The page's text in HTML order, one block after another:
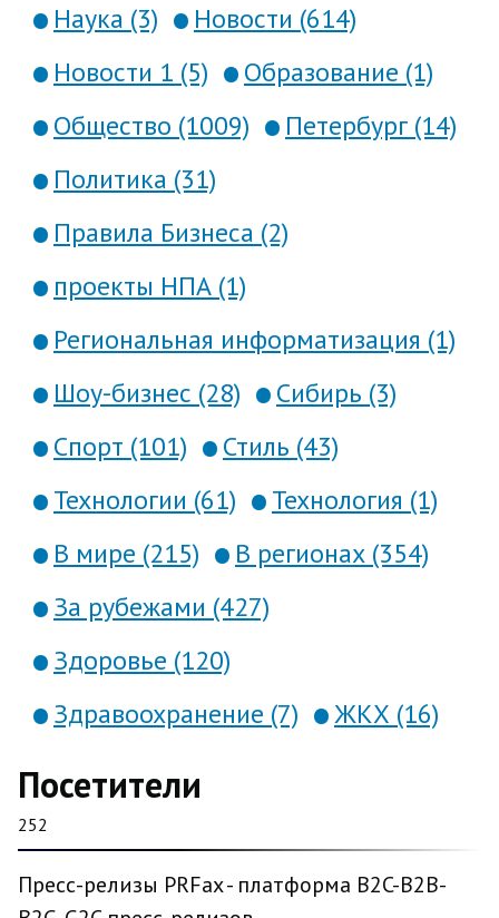
Наука (3)
Новости (614)
Новости 1 (5)
Образование (1)
Общество (1009)
Петербург (14)
Политика (31)
Правила Бизнеса (2)
проекты НПА (1)
Региональная информатизация (1)
Шоу-бизнес (28)
Сибирь (3)
Спорт (101)
Стиль (43)
Технологии (61)
Технология (1)
В мире (215)
В регионах (354)
За рубежами (427)
Здоровье (120)
Здравоохранение (7)
ЖКХ (16)
Посетители
252
Пресс-релизы PRFax - платформа B2C-B2B-